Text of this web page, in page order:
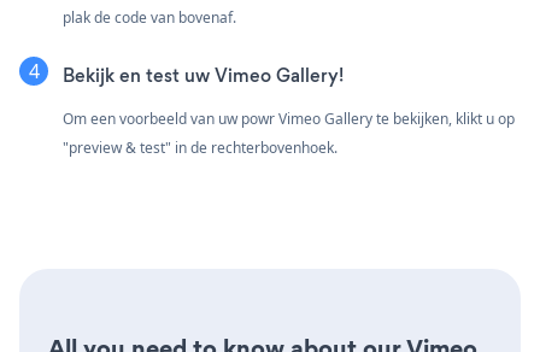
plak de code van bovenaf.
Bekijk en test uw Vimeo Gallery!
Om een voorbeeld van uw powr Vimeo Gallery te bekijken, klikt u op
"preview & test" in de rechterbovenhoek.